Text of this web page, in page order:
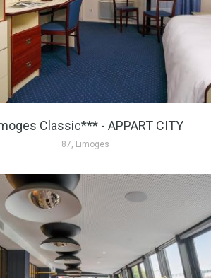
Classic*** - APPART CITY
87, Limoges